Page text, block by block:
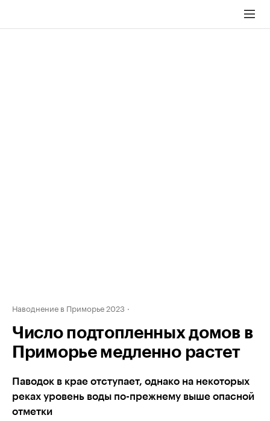
Наводнение в Приморье 2023
Число подтопленных домов в
Приморье медленно растет
Паводок в крае отступает, однако на некоторых
реках уровень воды по-прежнему выше опасной
отметки